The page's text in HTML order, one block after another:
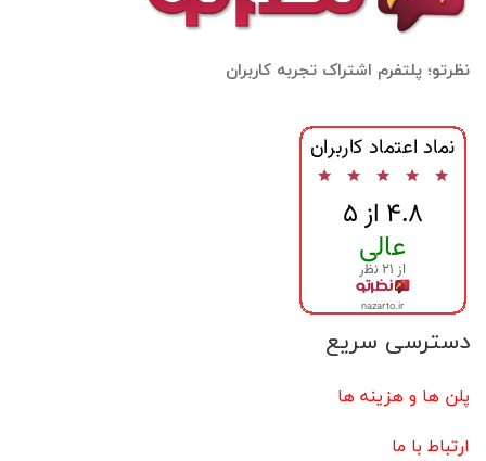
نظرتو؛ پلتفرم اشتراک تجربه کاربران
دسترسی سریع
پلن ها و هزینه ها
ارتباط با ما